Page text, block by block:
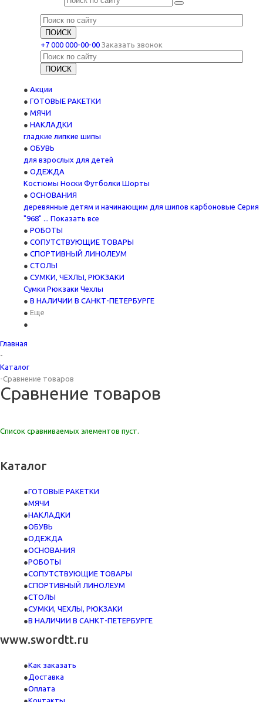
+7 000 000-00-00 Заказать звонок
Акции
ГОТОВЫЕ РАКЕТКИ
МЯЧИ
НАКЛАДКИ
гладкие липкие шипы
ОБУВЬ
для взрослых для детей
ОДЕЖДА
Костюмы Носки Футболки Шорты
ОСНОВАНИЯ
деревянные детям и начинающим для шипов карбоновые Серия
"968" ... Показать все
РОБОТЫ
СОПУТСТВУЮЩИЕ ТОВАРЫ
СПОРТИВНЫЙ ЛИНОЛЕУМ
СТОЛЫ
СУМКИ, ЧЕХЛЫ, РЮКЗАКИ
Сумки Рюкзаки Чехлы
В НАЛИЧИИ В САНКТ-ПЕТЕРБУРГЕ
Еще
Главная
-
Каталог
-Сравнение товаров
Сравнение товаров
Список сравниваемых элементов пуст.
Каталог
ГОТОВЫЕ РАКЕТКИ
МЯЧИ
НАКЛАДКИ
ОБУВЬ
ОДЕЖДА
ОСНОВАНИЯ
РОБОТЫ
СОПУТСТВУЮЩИЕ ТОВАРЫ
СПОРТИВНЫЙ ЛИНОЛЕУМ
СТОЛЫ
СУМКИ, ЧЕХЛЫ, РЮКЗАКИ
В НАЛИЧИИ В САНКТ-ПЕТЕРБУРГЕ
www.swordtt.ru
Как заказать
Доставка
Оплата
Контакты